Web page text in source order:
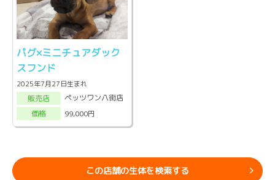
パグ×ミニチュアダック
スフンド
2025年7月27日生まれ
販売店
ペッツワン八街店
価格
99,000円
この店舗の生体を検索する